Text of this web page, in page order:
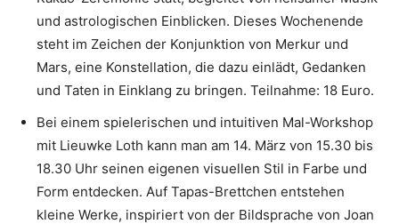
und astrologischen Einblicken. Dieses Wochenende
steht im Zeichen der Konjunktion von Merkur und
Mars, eine Konstellation, die dazu einlädt, Gedanken
und Taten in Einklang zu bringen. Teilnahme: 18 Euro.
Bei einem spielerischen und intuitiven Mal-Workshop
mit Lieuwke Loth kann man am 14. März von 15.30 bis
18.30 Uhr seinen eigenen visuellen Stil in Farbe und
Form entdecken. Auf Tapas-Brettchen entstehen
kleine Werke, inspiriert von der Bildsprache von Joan